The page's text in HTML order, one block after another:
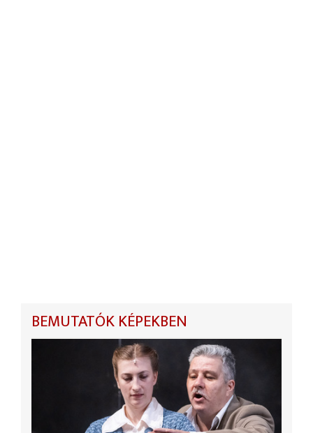
BEMUTATÓK KÉPEKBEN